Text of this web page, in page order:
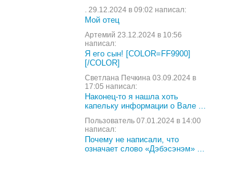
. 29.12.2024 в 09:02 написал:
Мой отец
Артемий 23.12.2024 в 10:56
написал:
Я его сын! [COLOR=FF9900]
[/COLOR]
Светлана Печкина 03.09.2024 в
17:05 написал:
Наконец-то я нашла хоть
капельку информации о Вале ...
Пользователь 07.01.2024 в 14:00
написал:
Почему не написали, что
означает слово «Дэбэсэнэм» ...